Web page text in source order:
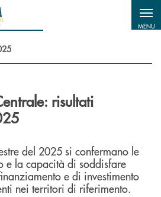
MENU
risultati
del 2025 si confermano le
e la capacità di soddisfare
e di investimento
nei territori di riferimento.